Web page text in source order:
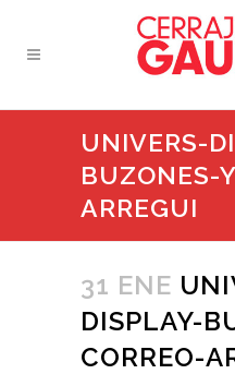
UNIVERS-
BUZONES-
ARREGUI
31 ENE
DISPLAY-
CORREO-